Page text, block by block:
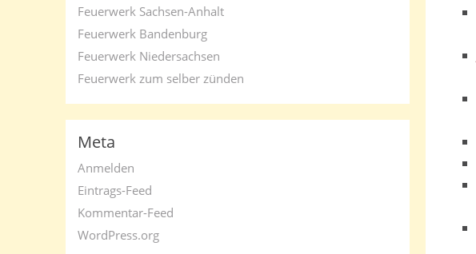
Feuerwerk Sachsen-Anhalt
Feuerwerk Bandenburg
Feuerwerk Niedersachsen
Feuerwerk zum selber zünden
Meta
Anmelden
Eintrags-Feed
Kommentar-Feed
WordPress.org